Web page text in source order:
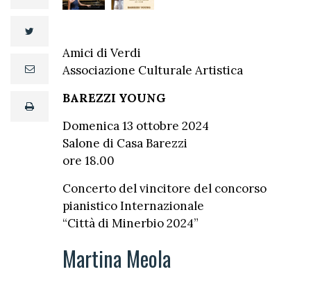
email
print
Amici di Verdi
Associazione Culturale Artistica
BAREZZI YOUNG
Domenica 13 ottobre 2024
Salone di Casa Barezzi
ore 18.00
Concerto del vincitore del concorso
pianistico Internazionale
“Città di Minerbio 2024”
Martina Meola